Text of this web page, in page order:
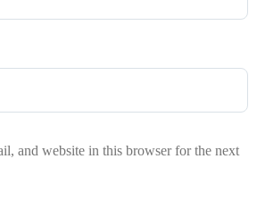
and website in this browser for the next